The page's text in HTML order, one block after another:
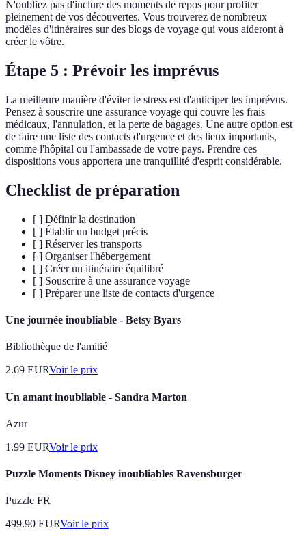
N'oubliez pas d'inclure des moments de repos pour profiter
pleinement de vos découvertes. Vous trouverez de nombreux
modèles d'itinéraires sur des blogs de voyage qui vous aideront à
créer le vôtre.
Étape 5 : Prévoir les imprévus
La meilleure manière d'éviter le stress est d'anticiper les imprévus.
Pensez à souscrire une assurance voyage qui couvre les frais
médicaux, l'annulation, et la perte de bagages. Une autre option est
de faire une liste des contacts d'urgence et des lieux importants,
comme l'hôpital ou l'ambassade de votre pays. Prendre ces
dispositions vous apportera une tranquillité d'esprit considérable.
Checklist de préparation
[ ] Définir la destination
[ ] Établir un budget précis
[ ] Réserver les transports
[ ] Organiser l'hébergement
[ ] Créer un itinéraire équilibré
[ ] Souscrire à une assurance voyage
[ ] Préparer une liste de contacts d'urgence
Une journée inoubliable - Betsy Byars
Bibliothèque de l'amitié
2.69 EURVoir le prix
Un amant inoubliable - Sandra Marton
Azur
1.99 EURVoir le prix
Puzzle Moments Disney inoubliables Ravensburger
Puzzle FR
499.90 EURVoir le prix